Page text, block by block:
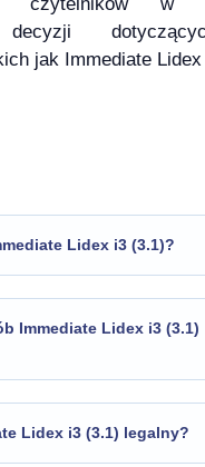
decyzji
jak Immediate
Lidex i3 (3.1)?
Immediate Lidex i3 (3.1)
Lidex i3 (3.1) legalny?